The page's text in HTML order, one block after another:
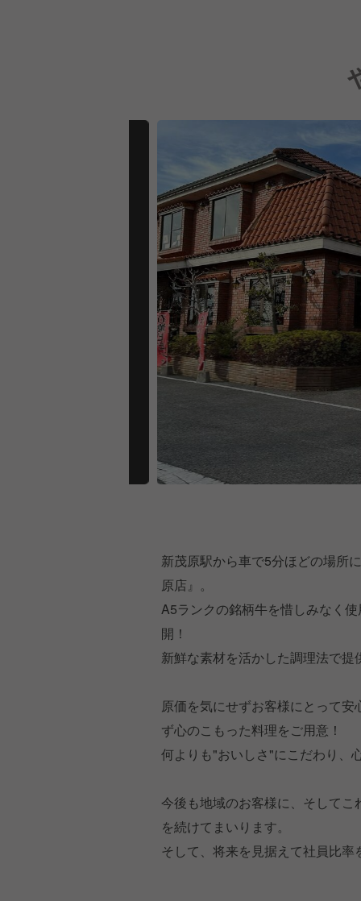
新茂原駅から車で5分ほどの場所
原店』。
A5ランクの銘柄牛を惜しみなく
開！
新鮮な素材を活かした調理法で提
原価を気にせずお客様にとって
ず心のこもった料理をご用意！
何よりも"おいしさ"にこだわり、
今後も地域のお客様に、そして
を続けてまいります。
そして、将来を見据えて社員比